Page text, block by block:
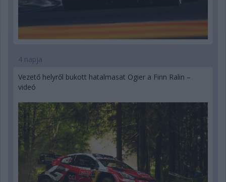
4 napja
Vezető helyről bukott hatalmasat Ogier a Finn Ralin –
videó